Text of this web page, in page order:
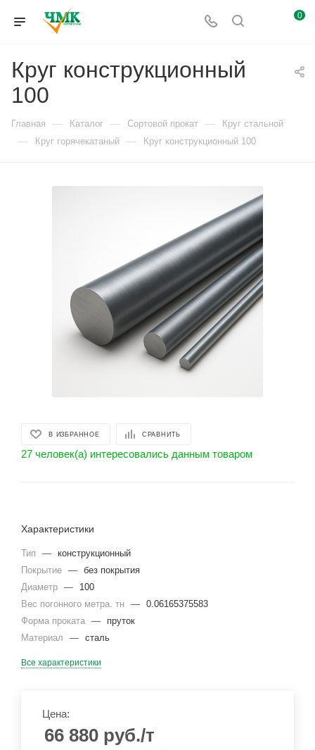
0
Круг конструкционный
100
Главная — Каталог — Сортовой прокат — Круг стальной
— Круг горячекатаный — Круг конструкционный 100
В ИЗБРАННОЕ СРАВНИТЬ
27 человек(а) интересовались данным товаром
Характеристики
Тип — конструкционный
Покрытие — без покрытия
Диаметр —
100
Вес погонного метра. тн — 0.06165375583
Форма проката —
пруток
Материал
— сталь
Все характеристики
Цена:
66 880 руб./т